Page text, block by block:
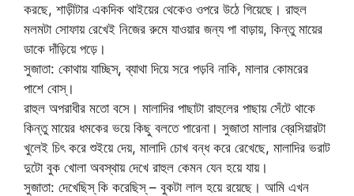
করছে, শাড়ীটার একদিক থাইয়ের থেকেও ওপরে উঠে গিয়েছে। রাহুল
মলমটা সোফায় রেখেই নিজের রুমে যাওয়ার জন্য পা বাড়ায়, কিন্তু মায়ের
ডাকে দাঁড়িয়ে পড়ে।
সুজাতা: কোথায় যাচ্ছিস্, ব্যাথা দিয়ে সরে পড়বি নাকি, মালার কোমরের
পাশে বোস্।
রাহুল অপরাধীর মতো বসে। মালাদির পাছাটা রাহুলের পাছায় সেঁটে থাকে
কিন্তু মায়ের ধমকের ভয়ে কিছু বলতে পারেনা। সুজাতা মালার ব্রেসিয়ারটা
খুলেই চিৎ করে শুইয়ে দেয়, মালাদি চোখ বন্ধ করে রেখেছে, মালাদির ভরাট
দুটো বুক খোলা অবস্থায় দেখে রাহুল কেমন যেন হয়ে যায়।
সুজাতা: দেখেছিস্ কি করেছিস্ – বুকটা লাল হয়ে রয়েছে। আমি এখন